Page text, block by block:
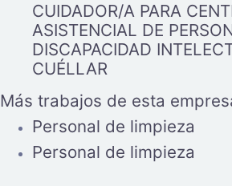
CUIDADOR/A PARA
ASISTENCIAL DE
DISCAPACIDAD
CUÉLLAR
Más trabajos de esta
Personal de limpieza
Personal de limpieza